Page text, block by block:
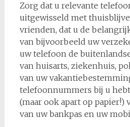
Zorg dat u relevante
uitgewisseld met
vrienden, dat u de
van bijvoorbeeld uw
uw telefoon de
van huisarts, ziekenhuis,
van uw
telefoonnummers bij u
(maar ook apart op
van uw bankpas en uw